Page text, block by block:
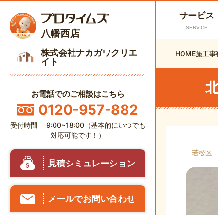
八幡西店
株式会社ナカガワクリエ
イト
お電話でのご相談はこちら
0120-957-882
受付時間 9:00~18:00（基本的にいつでも
対応可能です！）
見積シミュレーション
メールでお問い合わせ
サービス
SERVICE
HOME施工事
若松区